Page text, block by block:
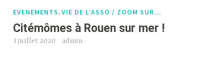
EVENEMENTS ,VIE DE L’ASSO / ZOOM SUR…
Citémômes à Rouen sur mer !
3 juillet 2020 admin